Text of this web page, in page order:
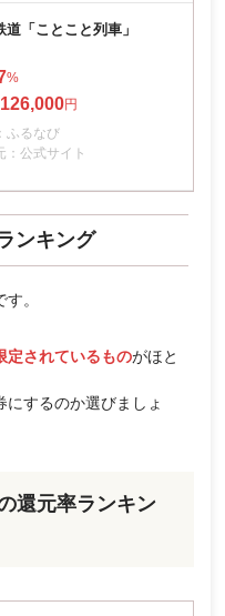
「ことこと列車」
126,000
ふるなび
：公式サイト
ンキング
。
定されているものがほと
するのか選びましょ
還元率ランキン